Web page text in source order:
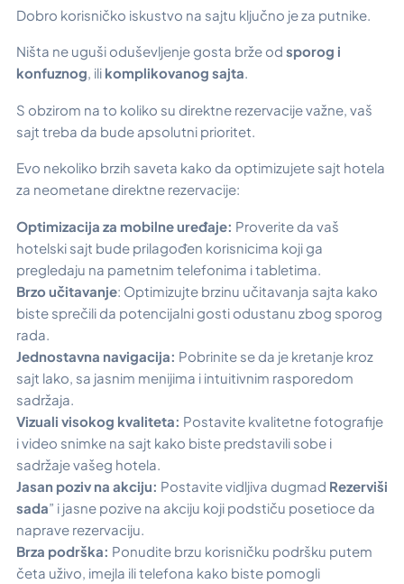
Dobro korisničko iskustvo na sajtu ključno je za putnike.
Ništa ne uguši oduševljenje gosta brže od sporog i
konfuznog, ili komplikovanog sajta.
S obzirom na to koliko su direktne rezervacije važne, vaš
sajt treba da bude apsolutni prioritet.
Evo nekoliko brzih saveta kako da optimizujete sajt hotela
za neometane direktne rezervacije:
Optimizacija za mobilne uređaje: Proverite da vaš
hotelski sajt bude prilagođen korisnicima koji ga
pregledaju na pametnim telefonima i tabletima.
Brzo učitavanje: Optimizujte brzinu učitavanja sajta kako
biste sprečili da potencijalni gosti odustanu zbog sporog
rada.
Jednostavna navigacija: Pobrinite se da je kretanje kroz
sajt lako, sa jasnim menijima i intuitivnim rasporedom
sadržaja.
Vizuali visokog kvaliteta: Postavite kvalitetne fotografije
i video snimke na sajt kako biste predstavili sobe i
sadržaje vašeg hotela.
Jasan poziv na akciju: Postavite vidljiva dugmad Rezerviši
sada” i jasne pozive na akciju koji podstiču posetioce da
naprave rezervaciju.
Brza podrška: Ponudite brzu korisničku podršku putem
četa uživo, imejla ili telefona kako biste pomogli